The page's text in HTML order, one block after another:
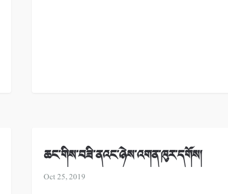
ཆང་གིས་བཟི་ནའང་ཉེས་འགན་ཁུར་དགོས།
Oct 25, 2019